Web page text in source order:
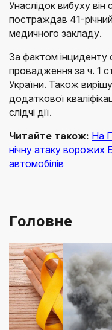
Унаслідок вибуху
постраждав 41-
медичного закладу.
За фактом інциденту
провадження за ч. 1
України. Також
додаткової
слідчі дії.
Читайте також: На
нічну атаку
автомобілів
Головне